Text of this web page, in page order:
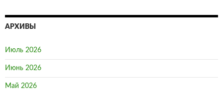
АРХИВЫ
Июль 2026
Июнь 2026
Май 2026